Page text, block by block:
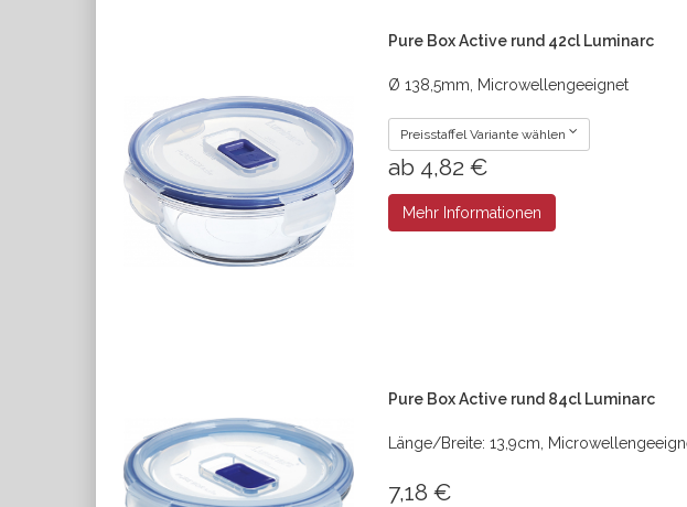
Pure Box Active rund 42cl Luminarc
Ø 138,5mm, Microwellengeeignet
Preisstaffel Variante wählen
ab 4,82 €
Mehr Informationen
Pure Box Active rund 84cl Luminarc
Länge/Breite: 13,9cm,
7,18 €